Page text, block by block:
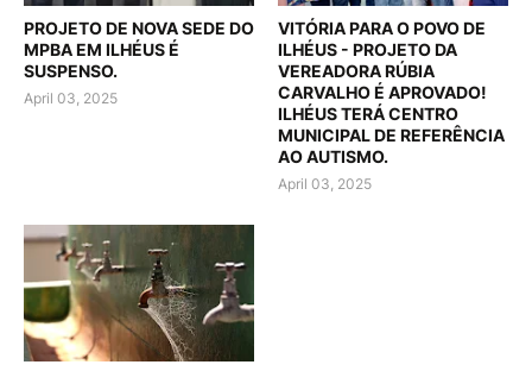
PROJETO DE NOVA SEDE DO
MPBA EM ILHÉUS É
SUSPENSO.
April 03, 2025
VITÓRIA PARA O POVO DE
ILHÉUS - PROJETO DA
VEREADORA RÚBIA
CARVALHO É APROVADO!
ILHÉUS TERÁ CENTRO
MUNICIPAL DE REFERÊNCIA
AO AUTISMO.
April 03, 2025